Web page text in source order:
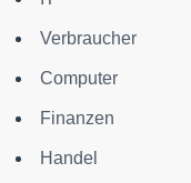
Verbraucher
Computer
Finanzen
Handel